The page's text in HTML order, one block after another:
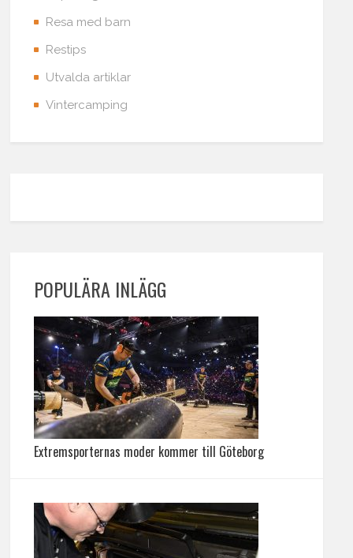
Resa med barn
Restips
Utvalda artiklar
Vintercamping
POPULÄRA INLÄGG
Extremsporternas moder kommer till Göteborg